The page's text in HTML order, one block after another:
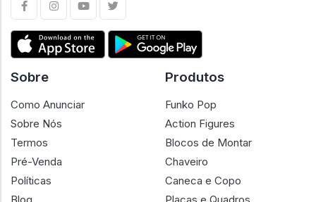
preços justos e foco na melhor experiência de compra.
Sobre
Como Anunciar
Sobre Nós
Termos
Pré-Venda
Produtos
Funko Pop
Action Figures
Blocos de Montar
Chaveiro